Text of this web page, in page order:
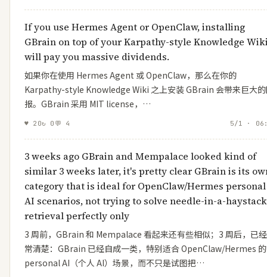
If you use Hermes Agent or OpenClaw, installing
GBrain on top of your Karpathy-style Knowledge
will pay you massive dividends.
如果你在使用 Hermes Agent 或 OpenClaw，那么在你的
Karpathy-style Knowledge Wiki 之上安装 GBrain 会带来巨大
报。GBrain 采用 MIT license，…
♥ 20↻ 0 💬 4 5/1 ·
3 weeks ago GBrain and Mempalace looked kind of
similar 3 weeks later, it's pretty clear GBrain is its
category that is ideal for OpenClaw/Hermes personal
AI scenarios, not trying to solve needle-in-a-haystack
retrieval perfectly only
3 周前，GBrain 和 Mempalace 看起来还有些相似；3 周后，已
常清楚：GBrain 已经自成一类，特别适合 OpenClaw/Hermes 的
personal AI（个人 AI）场景，而不只是试图把…